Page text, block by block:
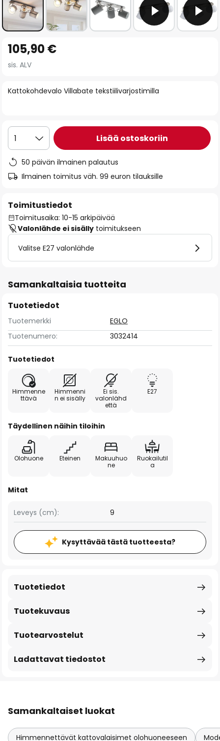
to
the
of
gallery
Kattokohdevalo Villabate tekstiilivarjostimilla
105,90 €
sis. ALV
1 Lisää ostoskoriin
50 päivän ilmainen palautus
Ilmainen toimitus väh. 99 euron tilauksille
Toimitustiedot
Toimitusaika: 10-15 arkipäivää
Valonlähde ei sisälly toimitukseen
Valitse E27 valonlähde
Samankaltaisia tuotteita
Tuotetiedot
Tuotemerkki
EGLO
Tuotenumero:
3032414
Tuotetiedot
Himmenne
ttävä
Himmenni
n ei sisälly
Ei sis.
valonlähd
että
E27
Täydellinen näihin tiloihin
Olohuone Eteinen
Makuuhuo
ne
Ruokailutil
a
Mitat
Leveys (cm): 9
Kysyttävää tästä tuotteesta?
Tuotekuvaus
Tuotetiedot
Tuotearvostelut
Ladattavat tiedostot
Samankaltaiset luokat
Himmennettävät kattovalaisimet olohuoneeseen